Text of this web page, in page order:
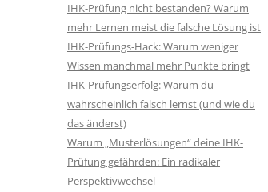
IHK-Prüfung nicht bestanden? Warum
mehr Lernen meist die falsche Lösung ist
IHK-Prüfungs-Hack: Warum weniger
Wissen manchmal mehr Punkte bringt
IHK-Prüfungserfolg: Warum du
wahrscheinlich falsch lernst (und wie du
das änderst)
Warum „Musterlösungen“ deine IHK-
Prüfung gefährden: Ein radikaler
Perspektivwechsel